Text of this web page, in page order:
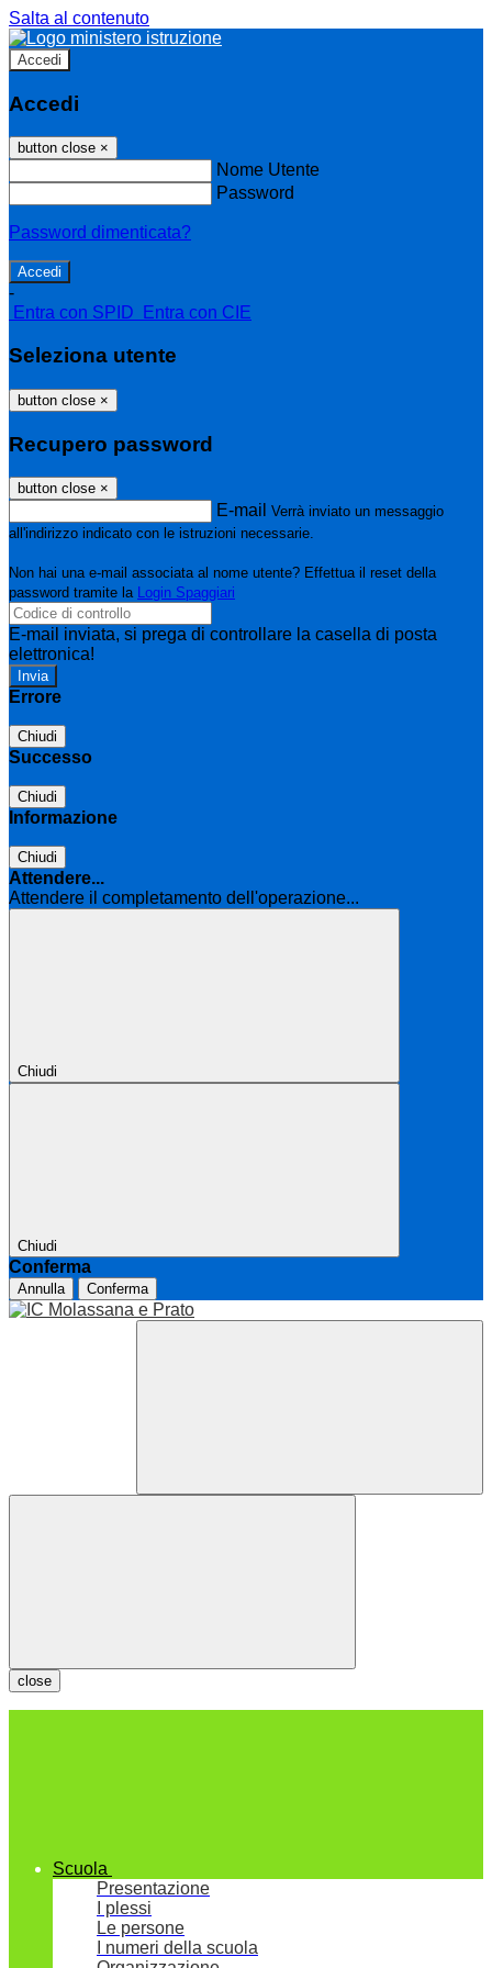
Salta al contenuto
Accedi
Accedi
button close ×
Nome Utente
Password
Password dimenticata?
-
Entra con SPID
Entra con CIE
Seleziona utente
button close ×
Recupero password
button close ×
E-mail Verrà inviato un messaggio
all'indirizzo indicato con le istruzioni necessarie.
Non hai una e-mail associata al nome utente? Effettua il reset della
password tramite la Login Spaggiari
E-mail inviata, si prega di controllare la casella di posta
elettronica!
Errore
Chiudi
Successo
Chiudi
Informazione
Chiudi
Attendere...
Attendere il completamento dell'operazione...
Chiudi
Chiudi
Conferma
Annulla Conferma
close
Scuola
Presentazione
I plessi
Le persone
I numeri della scuola